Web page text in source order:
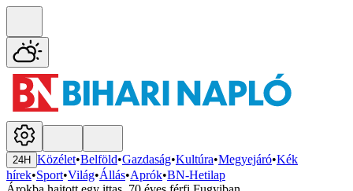
24H Közélet•Belföld•Gazdaság•Kultúra•Megyejáró•Kék
hírek•Sport•Világ•Állás•Aprók•BN-Hetilap